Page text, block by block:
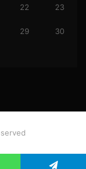
22 23
29 30